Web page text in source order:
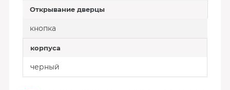
Открывание дверцы
кнопка
корпуса
черный